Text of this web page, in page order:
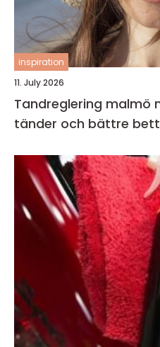
inspiration
11. July 2026
Tandreglering malmö modern teknik för raka
tänder och bättre bett